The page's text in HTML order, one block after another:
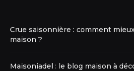
Crue saisonnière : comment
maison ?
Maisoniadel : le blog maison à